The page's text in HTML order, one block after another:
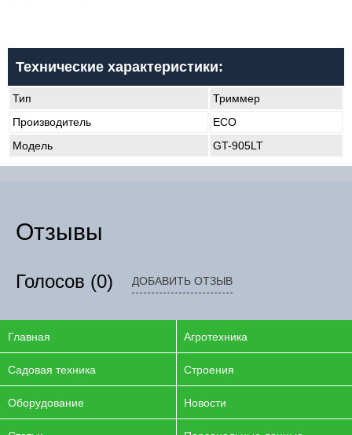
Технические характеристики:
Тип
Триммер
Производитель
ECO
Модель
GT-905LT
Отзывы
Голосов (0) ДОБАВИТЬ ОТЗЫВ
Главная Агротехника
Садовая техника Строения
Оборудование Новости